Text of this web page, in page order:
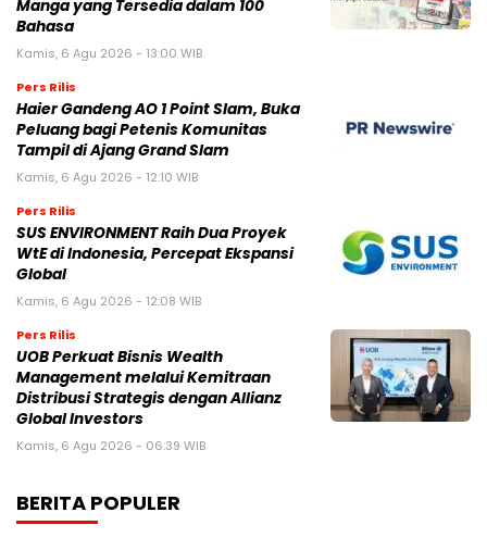
Manga yang Tersedia dalam 100
Bahasa
Kamis, 6 Agu 2026 - 13:00 WIB
Pers Rilis
Haier Gandeng AO 1 Point Slam, Buka
Peluang bagi Petenis Komunitas
Tampil di Ajang Grand Slam
Kamis, 6 Agu 2026 - 12:10 WIB
Pers Rilis
SUS ENVIRONMENT Raih Dua Proyek
WtE di Indonesia, Percepat Ekspansi
Global
Kamis, 6 Agu 2026 - 12:08 WIB
Pers Rilis
UOB Perkuat Bisnis Wealth
Management melalui Kemitraan
Distribusi Strategis dengan Allianz
Global Investors
Kamis, 6 Agu 2026 - 06:39 WIB
BERITA POPULER